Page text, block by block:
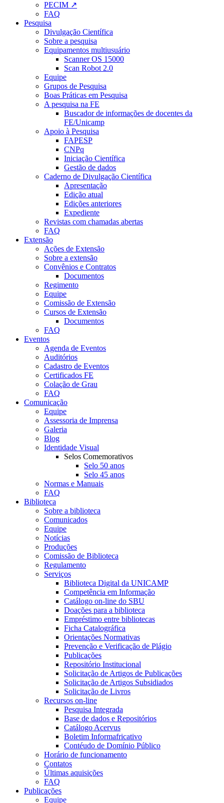
PECIM ↗
FAQ
Pesquisa
Divulgação Científica
Sobre a pesquisa
Equipamentos multiusuário
Scanner OS 15000
Scan Robot 2.0
Equipe
Grupos de Pesquisa
Boas Práticas em Pesquisa
A pesquisa na FE
Buscador de informações de docentes da
FE/Unicamp
Apoio à Pesquisa
FAPESP
CNPq
Iniciação Científica
Gestão de dados
Caderno de Divulgação Científica
Apresentação
Edição atual
Edições anteriores
Expediente
Revistas com chamadas abertas
FAQ
Extensão
Ações de Extensão
Sobre a extensão
Convênios e Contratos
Documentos
Regimento
Equipe
Comissão de Extensão
Cursos de Extensão
Documentos
FAQ
Eventos
Agenda de Eventos
Auditórios
Cadastro de Eventos
Certificados FE
Colação de Grau
FAQ
Comunicação
Equipe
Assessoria de Imprensa
Galeria
Blog
Identidade Visual
Selos Comemorativos
Selo 50 anos
Selo 45 anos
Normas e Manuais
FAQ
Biblioteca
Sobre a biblioteca
Comunicados
Equipe
Notícias
Produções
Comissão de Biblioteca
Regulamento
Serviços
Biblioteca Digital da UNICAMP
Competência em Informação
Catálogo on-line do SBU
Doações para a biblioteca
Empréstimo entre bibliotecas
Ficha Catalográfica
Orientações Normativas
Prevenção e Verificação de Plágio
Publicações
Repositório Institucional
Solicitação de Artigos de Publicações
Solicitação de Artigos Subsidiados
Solicitação de Livros
Recursos on-line
Pesquisa Integrada
Base de dados e Repositórios
Catálogo Acervus
Boletim Informafricativo
Contéudo de Domínio Público
Horário de funcionamento
Contatos
Últimas aquisições
FAQ
Publicações
Equipe